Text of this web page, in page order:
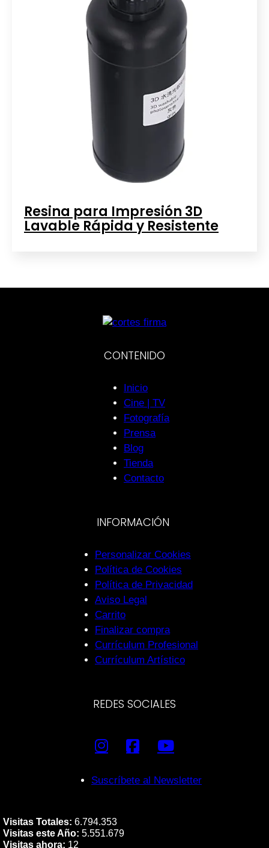
Resina para Impresión 3D
Lavable Rápida y Resistente
CONTENIDO
Inicio
Cine | TV
Fotografía
Prensa
Blog
Tienda
Contacto
INFORMACIÓN
Personalizar Cookies
Política de Cookies
Política de Privacidad
Aviso Legal
Carrito
Finalizar compra
Currículum Profesional
Currículum Artístico
REDES SOCIALES
Suscríbete al Newsletter
Visitas Totales: 6.794.353
Visitas este Año: 5.551.679
Visitas ahora: 12